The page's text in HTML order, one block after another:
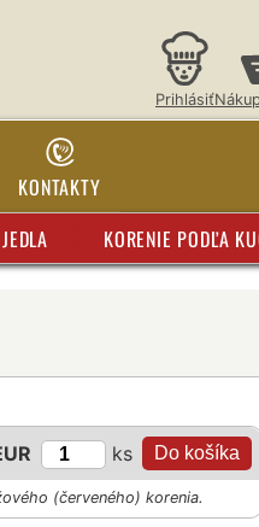
Prihlásiť
KONTAKTY
KORENIE PODĽA
ks
(červeného) korenia.